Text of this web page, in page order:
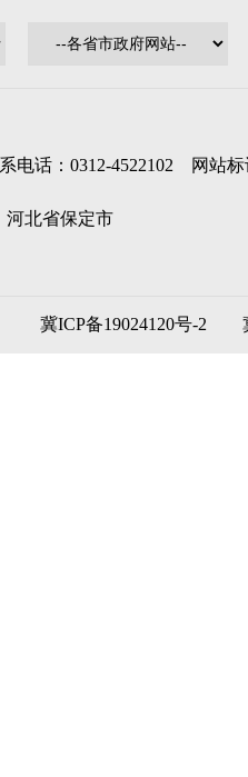
话：0312-4522102 网站标
河北省保定市
冀ICP备19024120号-2